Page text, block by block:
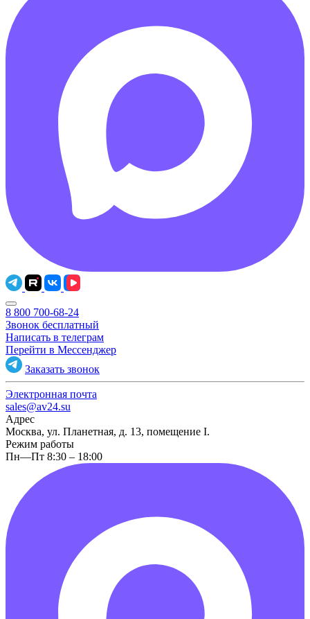
8 800 700-68-24
Звонок бесплатный
Написать в телеграм
Перейти в Мессенджер
Заказать звонок
Электронная почта
sales@av24.su
Адрес
Москва, ул. Планетная, д. 13, помещение I.
Режим работы
Пн—Пт 8:30 – 18:00